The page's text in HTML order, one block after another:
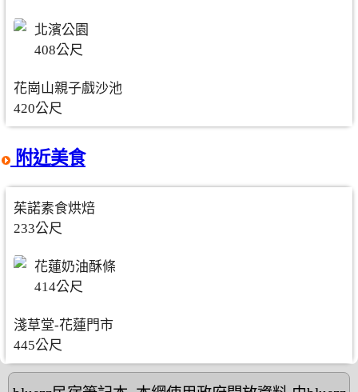
北濱公園
408公尺
花崗山親子戲沙池
420公尺
附近美食
茱諾素食烘焙
233公尺
花蓮奶油酥條
414公尺
淺草堂-花蓮門市
445公尺